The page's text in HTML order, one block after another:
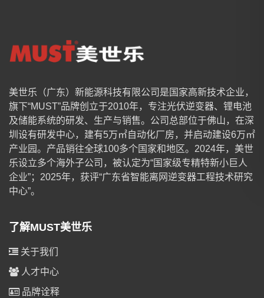
美世乐（广东）新能源科技有限公司是国家高新技术企业，
旗下“MUST”品牌创立于2010年，专注光伏逆变器、锂电池
及储能系统的研发、生产与销售。公司总部位于佛山，在深
圳设有研发中心，建有5万㎡自动化厂房，并启动建设6万㎡
产业园。产品销往全球100多个国家和地区。2024年，美世
乐设立多个海外子公司，被认定为“国家级专精特新小巨人
企业”；2025年，获评“广东省智能离网逆变器工程技术研究
中心”。
了解MUST美世乐
关于我们
人才中心
品牌诠释